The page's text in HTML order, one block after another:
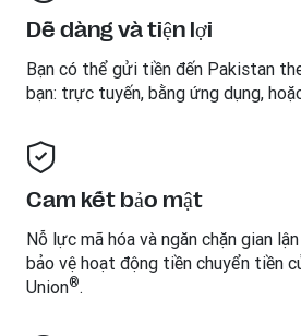
Dễ dàng và tiện lợi
Bạn có thể gửi tiền đến Pakistan
bạn: trực tuyến, bằng ứng dụng,
Cam kết bảo mật
Nỗ lực mã hóa và ngăn chặn gian
bảo vệ hoạt động tiền chuyển tiền
Union®.